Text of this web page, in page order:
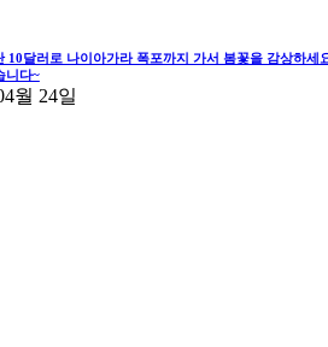
10달러로 나이아가라 폭포까지 가서 봄꽃을 감상하세
니다~
월 24일